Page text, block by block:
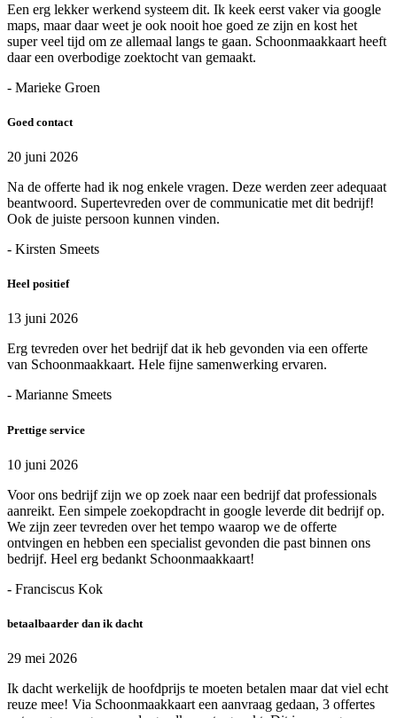
Een erg lekker werkend systeem dit. Ik keek eerst vaker via google
maps, maar daar weet je ook nooit hoe goed ze zijn en kost het
super veel tijd om ze allemaal langs te gaan. Schoonmaakkaart heeft
daar een overbodige zoektocht van gemaakt.
- Marieke Groen
Goed contact
20 juni 2026
Na de offerte had ik nog enkele vragen. Deze werden zeer adequaat
beantwoord. Supertevreden over de communicatie met dit bedrijf!
Ook de juiste persoon kunnen vinden.
- Kirsten Smeets
Heel positief
13 juni 2026
Erg tevreden over het bedrijf dat ik heb gevonden via een offerte
van Schoonmaakkaart. Hele fijne samenwerking ervaren.
- Marianne Smeets
Prettige service
10 juni 2026
Voor ons bedrijf zijn we op zoek naar een bedrijf dat professionals
aanreikt. Een simpele zoekopdracht in google leverde dit bedrijf op.
We zijn zeer tevreden over het tempo waarop we de offerte
ontvingen en hebben een specialist gevonden die past binnen ons
bedrijf. Heel erg bedankt Schoonmaakkaart!
- Franciscus Kok
betaalbaarder dan ik dacht
29 mei 2026
Ik dacht werkelijk de hoofdprijs te moeten betalen maar dat viel echt
reuze mee! Via Schoonmaakkaart een aanvraag gedaan, 3 offertes